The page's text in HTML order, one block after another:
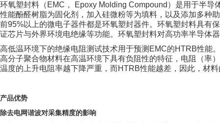
环氧塑封料（EMC， Epoxy Molding Compound）是用于半
性能酚醛树脂为固化剂，加入硅微粉等为填料，以及添加多种
前95%以上的微电子器件都是环氧塑封器件。环氧塑封料具有
证芯片与外界环境电绝缘等功能。环氧塑封料对高功率半导体
高低温环境下的绝缘电阻测试技术用于预测EMC的HTRB性能
高分子聚合物材料在高温环境下具有负阻性的特征，电阻（率
温度的上升电阻率越下降严重，而HTRB性能越差，因此，材
产品优势
除去电网谐波对采集精度的影响